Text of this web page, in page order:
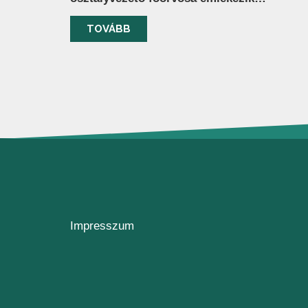
TOVÁBB
Impresszum